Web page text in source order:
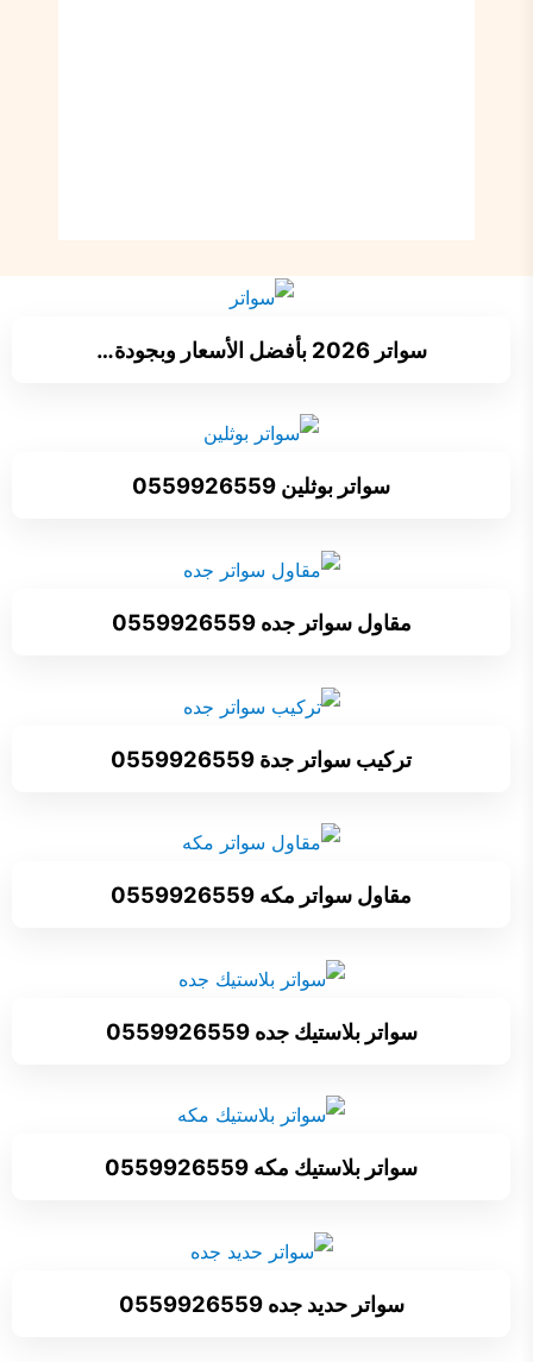
سواتر 2026 بأفضل الأسعار وبجودة…
سواتر بوثلين 0559926559
مقاول سواتر جده 0559926559
تركيب سواتر جدة 0559926559
مقاول سواتر مكه 0559926559
سواتر بلاستيك جده 0559926559
سواتر بلاستيك مكه 0559926559
سواتر حديد جده 0559926559